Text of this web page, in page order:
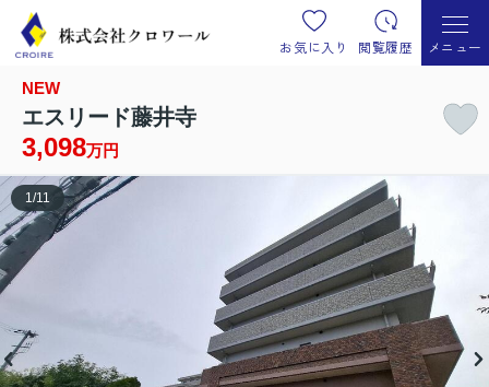
お気に入り 閲覧履歴 メニュー
NEW
エスリード藤井寺
3,098万円
1 /11